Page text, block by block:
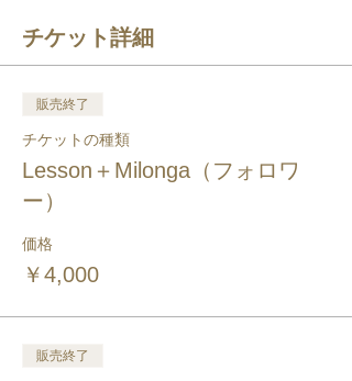
チケット詳細
販売終了
チケットの種類
Lesson＋Milonga（フォロワ
ー）
価格
￥4,000
販売終了